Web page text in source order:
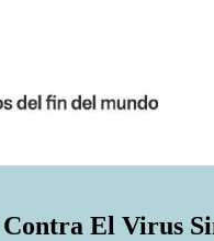
El Virus